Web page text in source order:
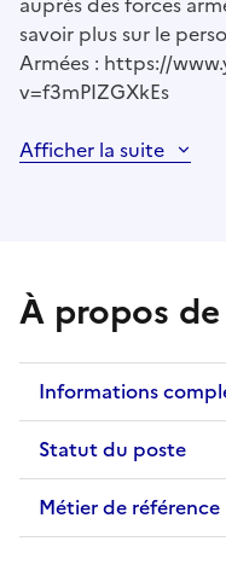
savoir plus sur le
Armées : https://
v=f3mPIZGXkEs
Afficher la suite
À propos
Informations
Statut du poste
Métier de référence